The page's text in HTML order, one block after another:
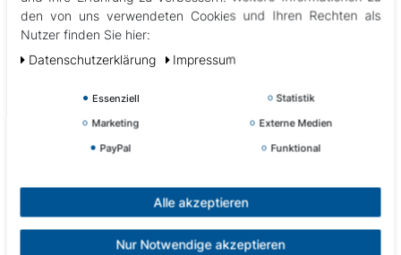
den von uns verwendeten Cookies und Ihren Rechten als
Nutzer finden Sie hier:
Daten­schutz­erklärung
Impressum
Essenziell
Statistik
Marketing
Externe Medien
PayPal
Funktional
Alle akzeptieren
Nur Notwendige akzeptieren